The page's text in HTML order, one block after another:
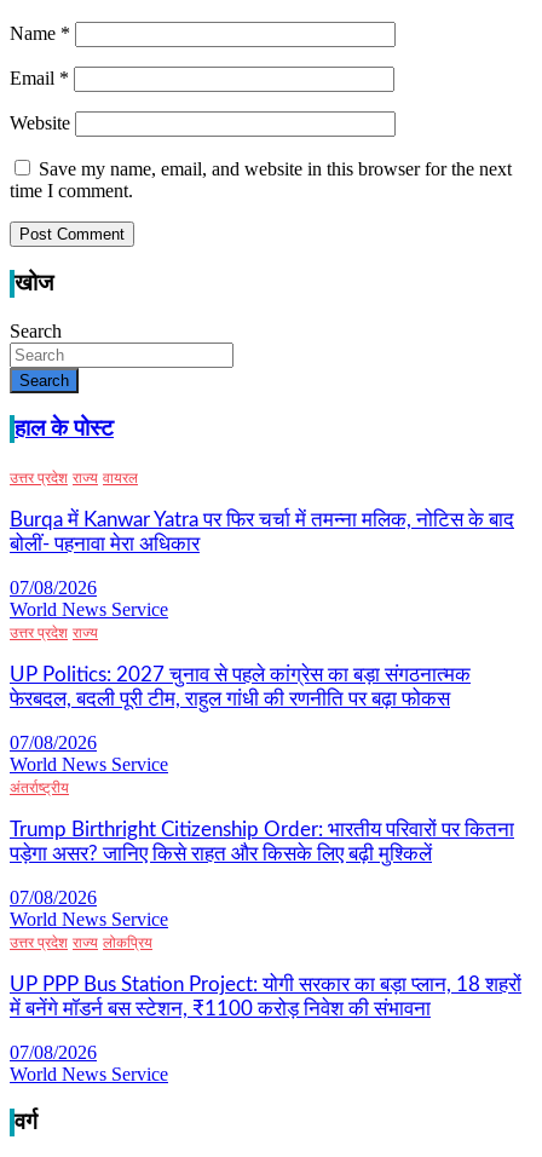
Name *
Email *
Website
Save my name, email, and website in this browser for the next
time I comment.
खोज
Search
Search
हाल के पोस्ट
उत्तर प्रदेश राज्य वायरल
Burqa में Kanwar Yatra पर फिर चर्चा में तमन्ना मलिक, नोटिस के बाद
बोलीं- पहनावा मेरा अधिकार
07/08/2026
World News Service
उत्तर प्रदेश राज्य
UP Politics: 2027 चुनाव से पहले कांग्रेस का बड़ा संगठनात्मक
फेरबदल, बदली पूरी टीम, राहुल गांधी की रणनीति पर बढ़ा फोकस
07/08/2026
World News Service
अंतर्राष्ट्रीय
Trump Birthright Citizenship Order: भारतीय परिवारों पर कितना
पड़ेगा असर? जानिए किसे राहत और किसके लिए बढ़ी मुश्किलें
07/08/2026
World News Service
उत्तर प्रदेश राज्य लोकप्रिय
UP PPP Bus Station Project: योगी सरकार का बड़ा प्लान, 18 शहरों
में बनेंगे मॉडर्न बस स्टेशन, ₹1100 करोड़ निवेश की संभावना
07/08/2026
World News Service
वर्ग